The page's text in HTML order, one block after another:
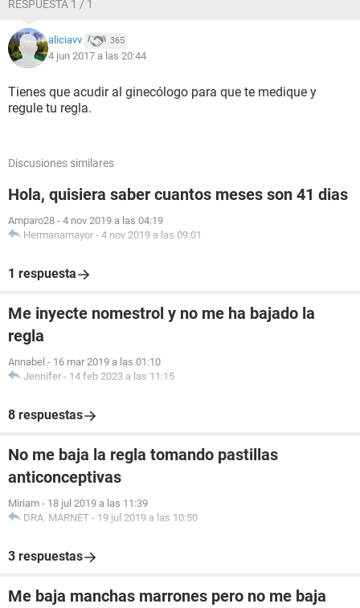
RESPUESTA 1 / 1
aliciavv 365
4 jun 2017 a las 20:44
Tienes que acudir al ginecólogo para que te medique y
regule tu regla.
Discusiones similares
Hola, quisiera saber cuantos meses son 41 dias
Amparo28 - 4 nov 2019 a las 04:19
Hermanamayor - 4 nov 2019 a las 09:01
1 respuesta
Me inyecte nomestrol y no me ha bajado la
regla
Annabel - 16 mar 2019 a las 01:10
Jennifer - 14 feb 2023 a las 11:15
8 respuestas
No me baja la regla tomando pastillas
anticonceptivas
Miriam - 18 jul 2019 a las 11:39
DRA. MARNET - 19 jul 2019 a las 10:50
3 respuestas
Me baja manchas marrones pero no me baja